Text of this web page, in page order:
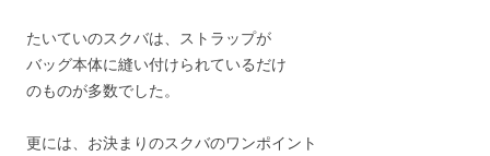
たいていのスクバは、ストラップが
バッグ本体に縫い付けられているだけ
のものが多数でした。
更には、お決まりのスクバのワンポイント